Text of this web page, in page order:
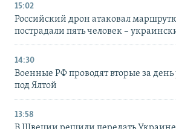
15:02
Российский дрон атаковал
пострадали пять человек –
14:30
Военные РФ проводят вторые за
под Ялтой
13:58